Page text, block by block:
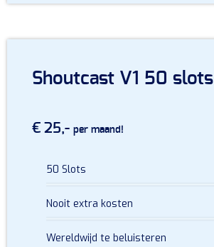
Shoutcast V1 50 slots
€ 25,- per maand!
50 Slots
Nooit extra kosten
Wereldwijd te beluisteren